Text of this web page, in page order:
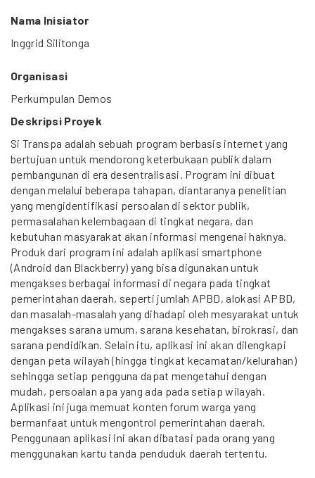
Nama Inisiator
Inggrid Silitonga
Organisasi
Perkumpulan Demos
Deskripsi Proyek
Si Transpa adalah sebuah program berbasis internet yang
bertujuan untuk mendorong keterbukaan publik dalam
pembangunan di era desentralisasi. Program ini dibuat
dengan melalui beberapa tahapan, diantaranya penelitian
yang mengidentifikasi persoalan di sektor publik,
permasalahan kelembagaan di tingkat negara, dan
kebutuhan masyarakat akan informasi mengenai haknya.
Produk dari program ini adalah aplikasi smartphone
(Android dan Blackberry) yang bisa digunakan untuk
mengakses berbagai informasi di negara pada tingkat
pemerintahan daerah, seperti jumlah APBD, alokasi APBD,
dan masalah-masalah yang dihadapi oleh mesyarakat untuk
mengakses sarana umum, sarana kesehatan, birokrasi, dan
sarana pendidikan. Selain itu, aplikasi ini akan dilengkapi
dengan peta wilayah (hingga tingkat kecamatan/kelurahan)
sehingga setiap pengguna dapat mengetahui dengan
mudah, persoalan apa yang ada pada setiap wilayah.
Aplikasi ini juga memuat konten forum warga yang
bermanfaat untuk mengontrol pemerintahan daerah.
Penggunaan aplikasi ini akan dibatasi pada orang yang
menggunakan kartu tanda penduduk daerah tertentu.